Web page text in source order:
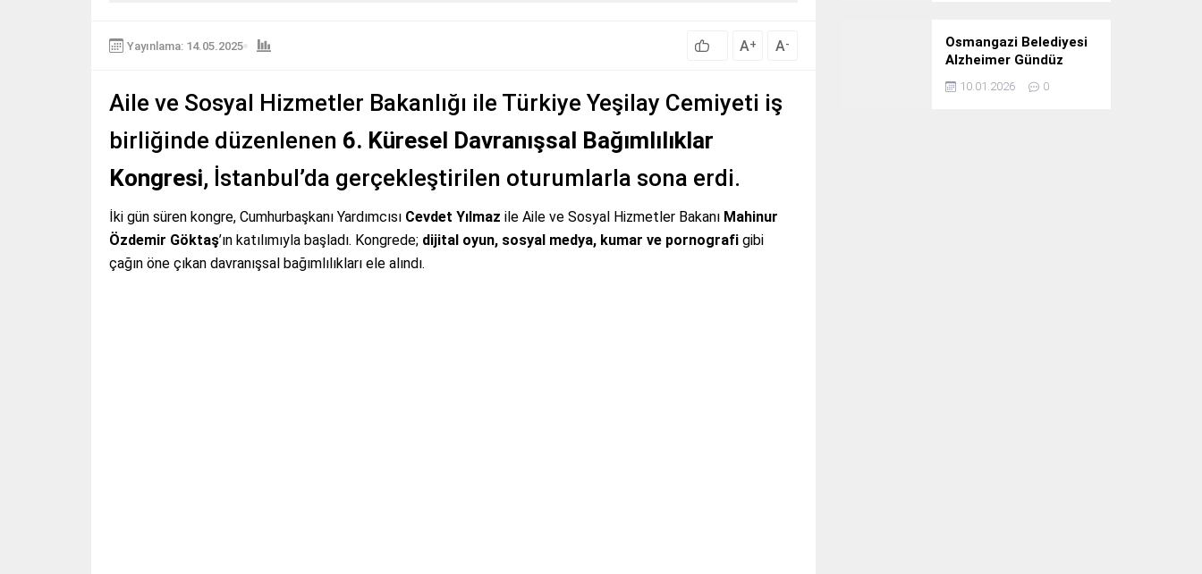
Yayınlama: 14.05.2025 A+ A-
Aile ve Sosyal Hizmetler Bakanlığı ile Türkiye Yeşilay Cemiyeti iş
birliğinde düzenlenen 6. Küresel Davranışsal Bağımlılıklar
Kongresi, İstanbul’da gerçekleştirilen oturumlarla sona erdi.
İki gün süren kongre, Cumhurbaşkanı Yardımcısı Cevdet Yılmaz ile Aile ve Sosyal Hizmetler Bakanı Mahinur
Özdemir Göktaş’ın katılımıyla başladı. Kongrede; dijital oyun, sosyal medya, kumar ve pornografi gibi
çağın öne çıkan davranışsal bağımlılıkları ele alındı.
Osmangazi Belediyesi
Alzheimer Gündüz
Bakım Evi 3. Yılını
Kutladı
10.01.2026 0